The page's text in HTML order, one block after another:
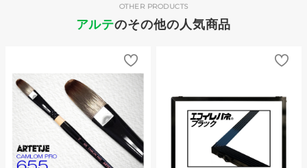
アルテのその他の人気商品
OTHER PRODUCTS